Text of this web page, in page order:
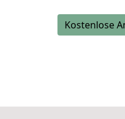
Kostenlose